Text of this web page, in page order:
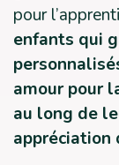
pour
enfants qui
amour pour
au long de
appréciation